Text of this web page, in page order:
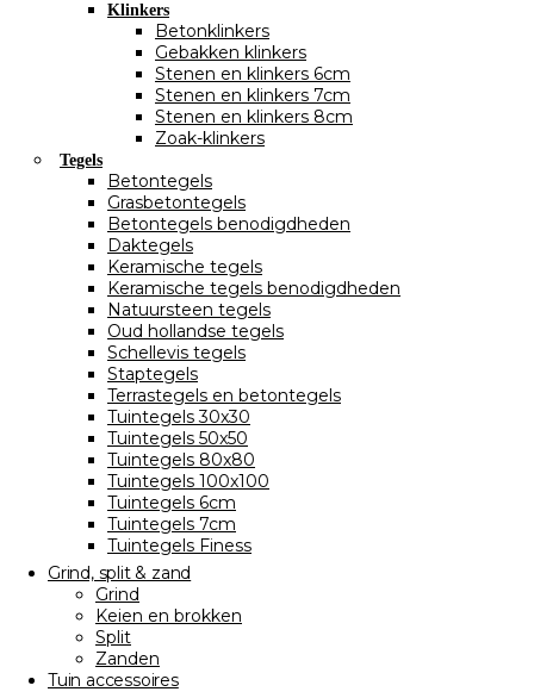
Klinkers
Betonklinkers
Gebakken klinkers
Stenen en klinkers 6cm
Stenen en klinkers 7cm
Stenen en klinkers 8cm
Zoak-klinkers
Tegels
Betontegels
Grasbetontegels
Betontegels benodigdheden
Daktegels
Keramische tegels
Keramische tegels benodigdheden
Natuursteen tegels
Oud hollandse tegels
Schellevis tegels
Staptegels
Terrastegels en betontegels
Tuintegels 30x30
Tuintegels 50x50
Tuintegels 80x80
Tuintegels 100x100
Tuintegels 6cm
Tuintegels 7cm
Tuintegels Finess
Grind, split & zand
Grind
Keien en brokken
Split
Zanden
Tuin accessoires